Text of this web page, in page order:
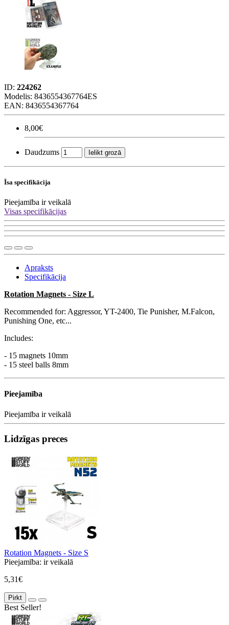
ID: 224262
Modelis: 8436554367764ES
EAN: 8436554367764
8,00€
Daudzums Ielikt grozā
Īsa specifikācija
Pieejamība ir veikalā
Visas specifikācijas
Apraksts
Specifikācija
Rotation Magnets - Size L
Recommended for: Aggressor, YT-2400, Tie Punisher, M.Falcon,
Punishing One, etc...
Includes:
- 15 magnets 10mm
- 15 steel balls 8mm
Pieejamība
Pieejamība ir veikalā
Lidzīgas preces
Rotation Magnets - Size S
Pieejamība: ir veikalā
5,31€
Pirkt
Best Seller!